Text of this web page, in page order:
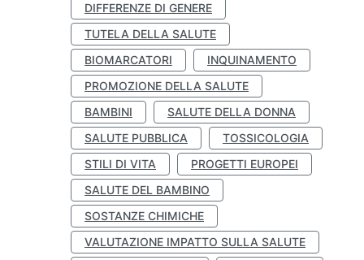
DIFFERENZE DI GENERE
TUTELA DELLA SALUTE
BIOMARCATORI
INQUINAMENTO
PROMOZIONE DELLA SALUTE
BAMBINI
SALUTE DELLA DONNA
SALUTE PUBBLICA
TOSSICOLOGIA
STILI DI VITA
PROGETTI EUROPEI
SALUTE DEL BAMBINO
SOSTANZE CHIMICHE
VALUTAZIONE IMPATTO SULLA SALUTE